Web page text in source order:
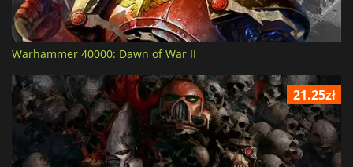
Warhammer 40000: Dawn of War II
21.25zł